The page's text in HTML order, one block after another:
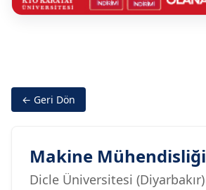
← Geri Dön
Makine Mühendisliği
Dicle Üniversitesi (Diyarbakır)